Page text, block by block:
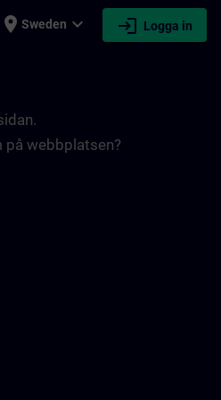
place Sweden expand_more login Logga in
webbplatsen?